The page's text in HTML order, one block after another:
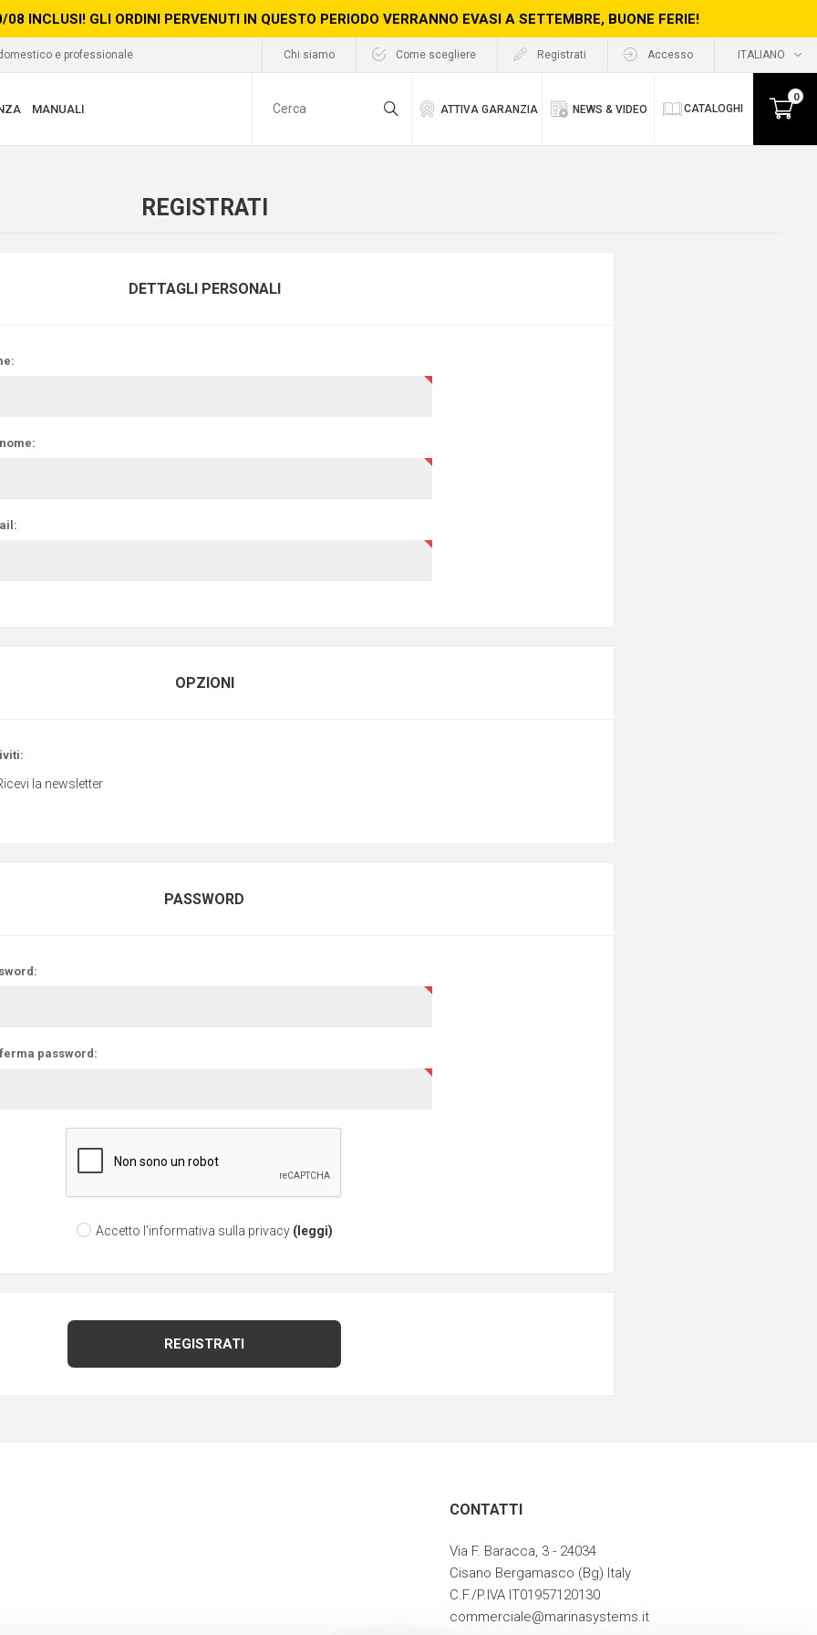
INCLUSI! GLI ORDINI PERVENUTI IN QUESTO PERIODO VERRANNO EVASI A SETTEMBRE, BUONE FERIE!
e professionale Chi siamo Come scegliere Registrati Accesso
MANUALI ATTIVA GARANZIA NEWS & VIDEO CATALOGHI
0
REGISTRATI
DETTAGLI PERSONALI
OPZIONI
la newsletter
PASSWORD
password:
Accetto l'informativa sulla privacy (leggi)
CONTATTI
Via F. Baracca, 3 - 24034
Cisano Bergamasco (Bg) Italy
C.F./P.IVA IT01957120130
commerciale@marinasystems.it